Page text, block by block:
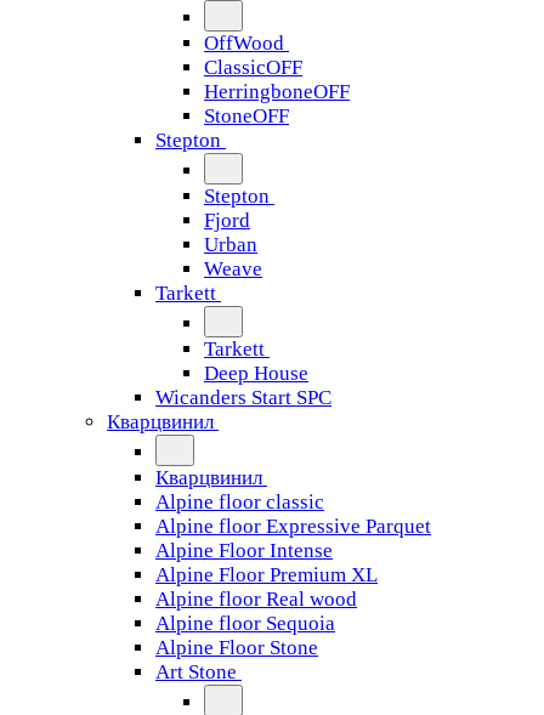
OffWood
ClassicOFF
HerringboneOFF
StoneOFF
Stepton
Stepton
Fjord
Urban
Weave
Tarkett
Tarkett
Deep House
Wicanders Start SPC
Кварцвинил
Кварцвинил
Alpine floor classic
Alpine floor Expressive Parquet
Alpine Floor Intense
Alpine Floor Premium XL
Alpine floor Real wood
Alpine floor Sequoia
Alpine Floor Stone
Art Stone